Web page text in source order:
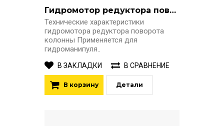
Гидромотор редуктора поворота колонны манипулятора KESLA 1395H
Технические характеристики
гидромотора редуктора поворота
колонны Применяется для
гидроманипуля..
В ЗАКЛАДКИ В СРАВНЕНИЕ
В корзину Детали